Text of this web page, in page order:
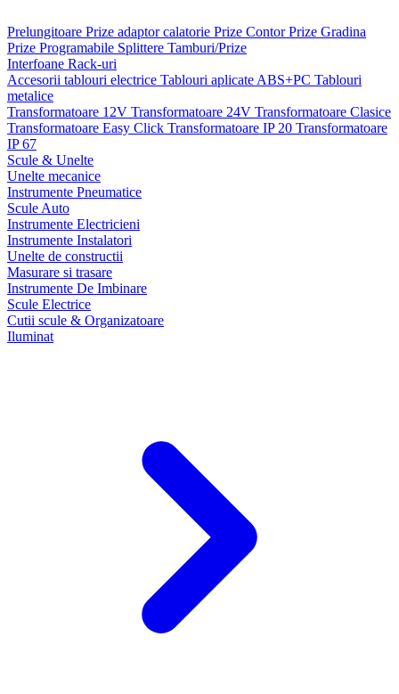
Prelungitoare Prize adaptor calatorie Prize ContorPrize Gradina
Prize Programabile Splittere Tamburi/Prize
Interfoane Rack-uri
Accesorii tablouri electrice Tablouri aplicate ABS+PC Tablouri
metalice
Transformatoare 12V Transformatoare 24V Transformatoare Clasice
Transformatoare Easy Click Transformatoare IP 20 Transformatoare
IP 67
Scule & Unelte
Unelte mecanice
Instrumente Pneumatice
Scule Auto
Instrumente Electricieni
Instrumente Instalatori
Unelte de constructii
Masurare si trasare
Instrumente De Imbinare
Scule Electrice
Cutii scule & Organizatoare
Iluminat